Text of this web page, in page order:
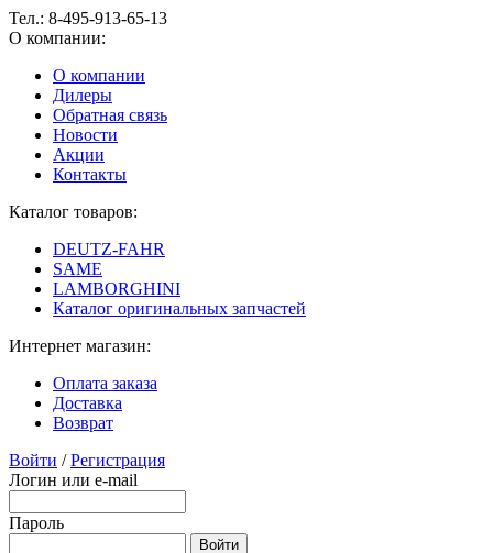
Тел.: 8-495-913-65-13
О компании:
О компании
Дилеры
Обратная связь
Новости
Акции
Контакты
Каталог товаров:
DEUTZ-FAHR
SAME
LAMBORGHINI
Каталог оригинальных запчастей
Интернет магазин:
Оплата заказа
Доставка
Возврат
Войти / Регистрация
Логин или e-mail
Пароль